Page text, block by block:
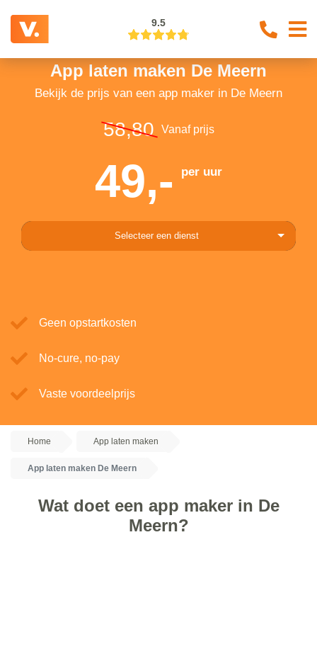
9.5
App laten maken De Meern
Bekijk de prijs van een app maker in De Meern
58,80 Vanaf prijs
49,- per uur
Selecteer een dienst
Geen opstartkosten
No-cure, no-pay
Vaste voordeelprijs
Home App laten maken
App laten maken De Meern
Wat doet een app maker in De
Meern?